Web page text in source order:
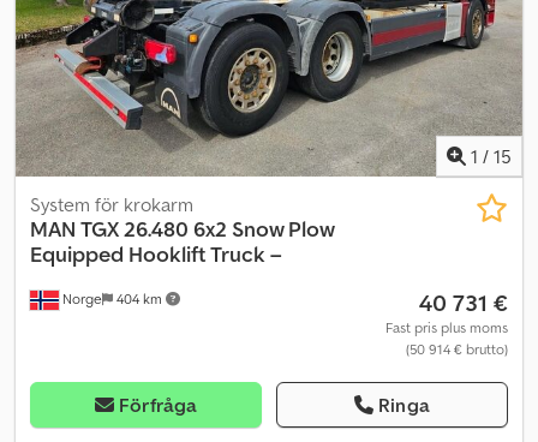
1 / 15
Norge 404 km
System för krokarm
MAN TGX 26.480 6x2 Snow Plow
Equipped Hooklift Truck –
40 731 €
Fast pris plus moms
(50 914 € brutto)
Förfråga Ringa